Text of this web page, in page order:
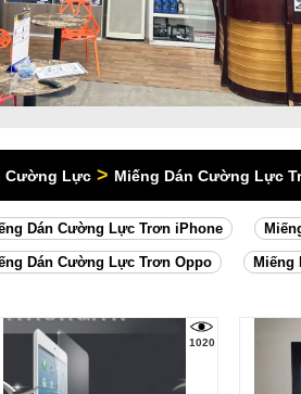
Cường Lực > Miếng Dán Cường Lực
Dán Cường Lực Trơn iPhone
Dán Cường Lực Trơn Oppo Miếng
1020